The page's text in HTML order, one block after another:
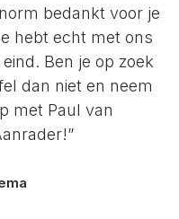
bedankt voor je
hebt echt met ons
Ben je op zoek
dan niet en neem
met Paul van